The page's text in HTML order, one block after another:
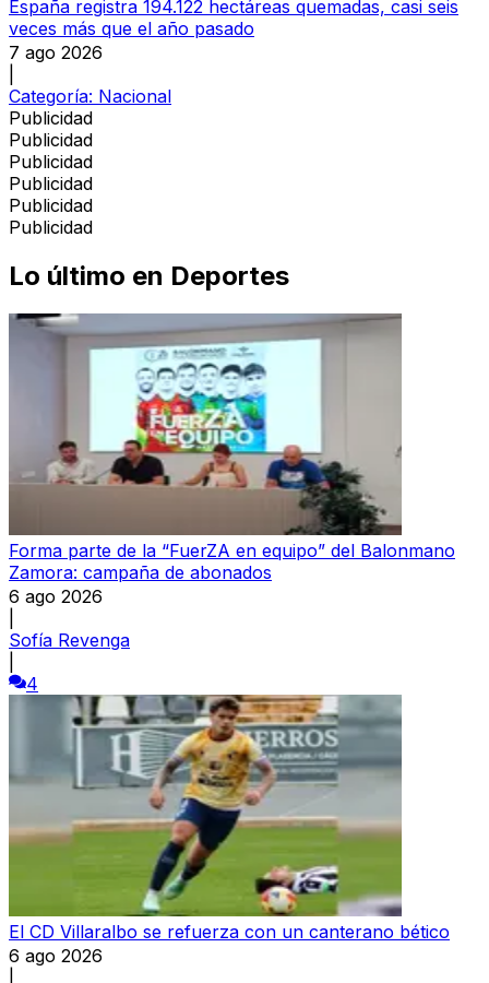
España registra 194.122 hectáreas quemadas, casi seis
veces más que el año pasado
7 ago 2026
Categoría: Nacional
Publicidad
Publicidad
Publicidad
Publicidad
Publicidad
Publicidad
Lo último en Deportes
Forma parte de la “FuerZA en equipo” del Balonmano
Zamora: campaña de abonados
6 ago 2026
Sofía Revenga
4
El CD Villaralbo se refuerza con un canterano bético
6 ago 2026